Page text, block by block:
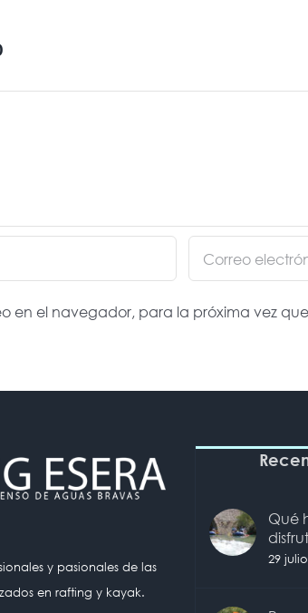
en el navegador, para la próxima vez
y pasionales de las
en rafting y kayak.
Qué
29